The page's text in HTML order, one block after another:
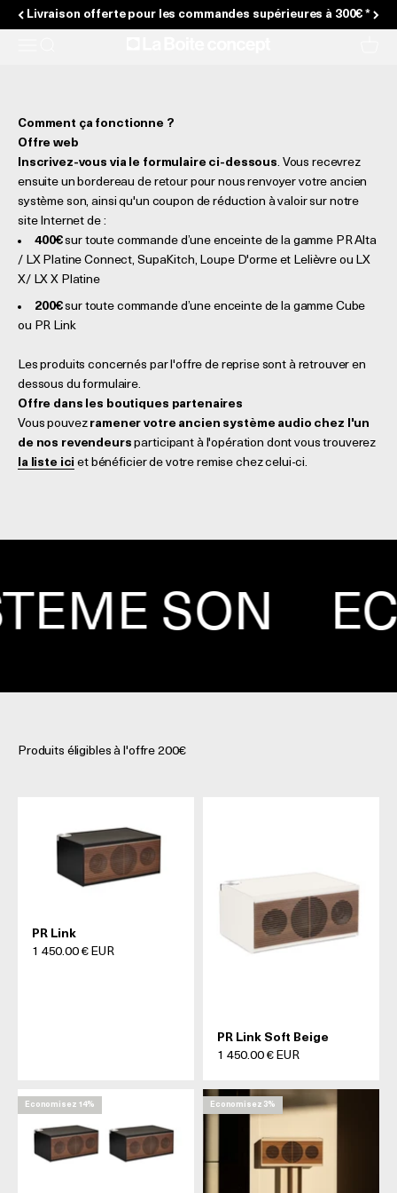
Passer au contenu
Livraison offerte pour les commandes supérieures à 300€ *
Comment ça fonctionne ?
Offre web
Inscrivez-vous via le formulaire ci-dessous. Vous recevrez
ensuite un bordereau de retour pour nous renvoyer votre ancien
système son, ainsi qu'un coupon de réduction à valoir sur notre
site Internet de :
400€sur toute commande d’une enceinte de la gamme PR Alta
/ LX Platine Connect, SupaKitch, Loupe D'orme et Lelièvre ou LX
X/ LX X Platine
200€sur toute commande d’une enceinte de la gamme Cube
ou PR Link
Les produits concernés par l'offre de reprise sont à retrouver en
dessous du formulaire.
Offre dans les boutiques partenaires
Vous pouvez ramener votre ancien système audio chez l'un
de nos revendeursparticipant à l'opération dont vous trouverez
la liste ici et bénéficier de votre remise chez celui-ci.
SON
Produits éligibles à l'offre 200€
PR Link
Prix de vente
1 450.00 € EUR
PR Link Soft Beige
Prix de vente
1 450.00 € EUR
Economisez 14% Economisez 3%